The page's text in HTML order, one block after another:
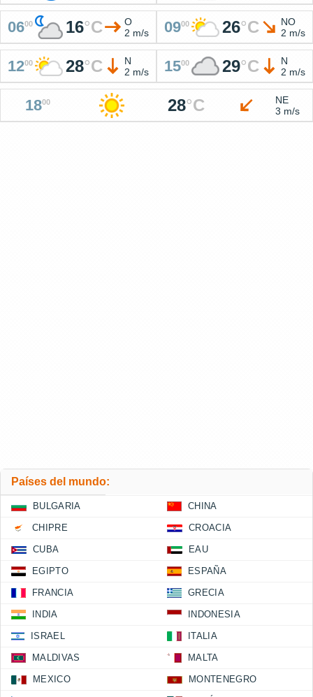
0600 16°C
O
2 m/s
0900 26°C
NO
2 m/s
1200 28°C
N
2 m/s
1500 29°C
N
2 m/s
1800 28°C
NE
3 m/s
Países del mundo:
BULGARIA CHINA
CHIPRE CROACIA
CUBA EAU
EGIPTO ESPAÑA
FRANCIA GRECIA
INDIA INDONESIA
ISRAEL ITALIA
MALDIVAS MALTA
MEXICO MONTENEGRO